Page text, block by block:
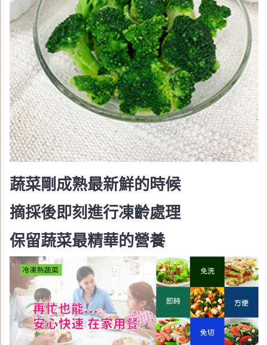
蔬菜剛成熟最新鮮的時候
摘採後即刻進行凍齡處理
保留蔬菜最精華的營養